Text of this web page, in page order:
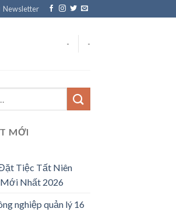
Newsletter
- -
MỚI
Tiệc Tất Niên
Nhất 2026
nghiệp quản lý 16